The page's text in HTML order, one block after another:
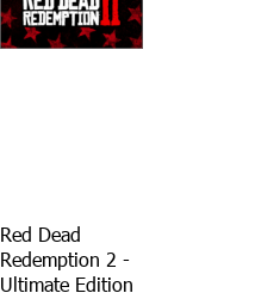
Red Dead
Redemption 2 -
Ultimate Edition